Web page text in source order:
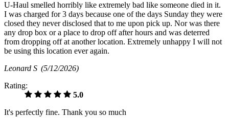
U-Haul smelled horribly like extremely bad like someone died in it.
I was charged for 3 days because one of the days Sunday they were
closed they never disclosed that to me upon pick up. Nor was there
any drop box or a place to drop off after hours and was deterred
from dropping off at another location. Extremely unhappy I will not
be using this location ever again.
Leonard S (5/12/2026)
Rating:
5.0
It's perfectly fine. Thank you so much